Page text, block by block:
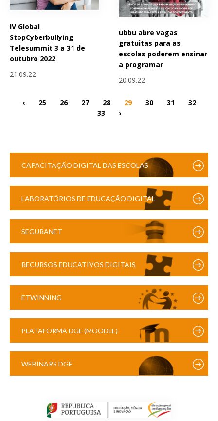
IV Global
StopCyberbullying
Telesummit 3 a 31 de
outubro 2022
21.09.22
ubbu abre vagas
gratuitas para as
escolas poderem ensinar
a programar
20.09.22
‹ 25 26 27 28 29 30 31
32
33
›
CAPACITAÇÃO DIGITAL DAS ESCOLAS
LABORATÓRIOS DE EDUCAÇÃO DIGITAL
SEGURANET
RECURSOS EDUCATIVOS DIGITAIS
ETWINNING
PLATAFORMA DGE (MOODLE)
WEBINARS DGE